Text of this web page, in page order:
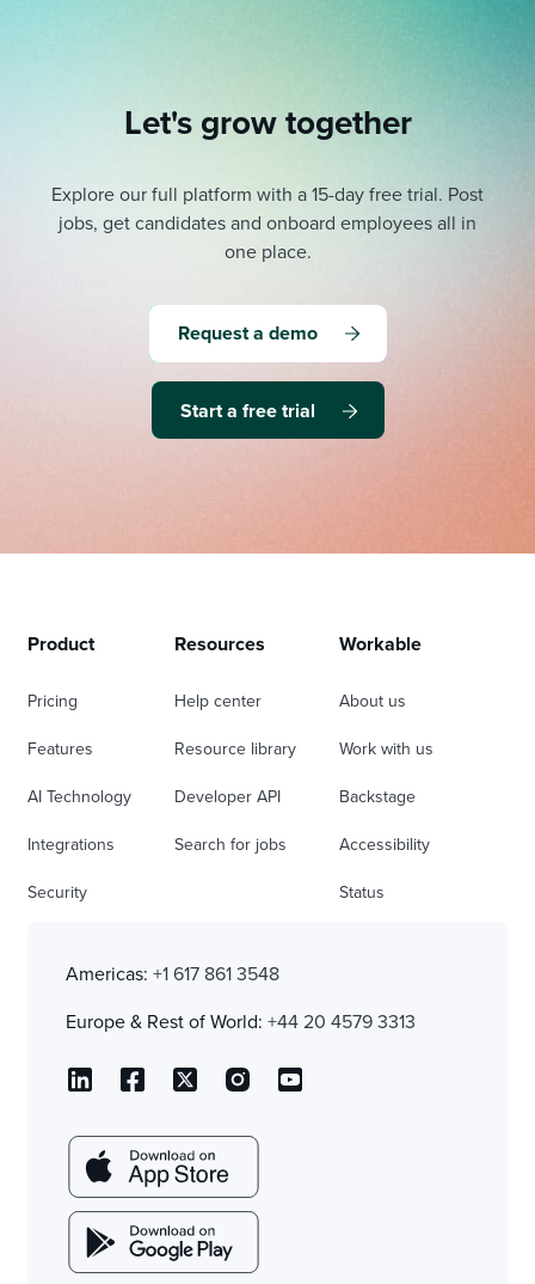
Let's grow together
Explore our full platform with a 15-day free trial. Post
jobs, get candidates and onboard employees all in
one place.
Request a demo
Start a free trial
Product
Pricing
Features
AI Technology
Integrations
Security
Resources
Help center
Resource library
Developer API
Search for jobs
Workable
About us
Work with us
Backstage
Accessibility
Status
Americas: +1 617 861 3548
Europe & Rest of World: +44 20 4579 3313